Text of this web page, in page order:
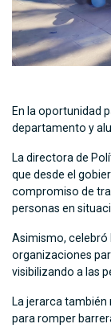
En la oportunidad
departamento y
La directora de
que desde el
compromiso de
personas en
Asimismo, celebró
organizaciones
visibilizando a las
La jerarca también
para romper